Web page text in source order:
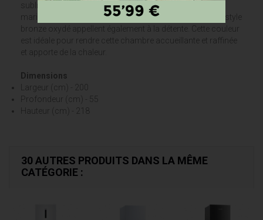
sublimer et moderniser. En terme de décoration, c’est un
mariage qui fonctionne à la perfection. Les poignées de style
bronze oxydé appellent également à la détente. Cette couleur
est idéale pour rendre cette chambre accueillante et raffinée
et apporte de la chaleur.
Dimensions
Largeur (cm) - 200
Profondeur (cm) - 55
Hauteur (cm) - 218
30 AUTRES PRODUITS DANS LA MÊME
CATÉGORIE :